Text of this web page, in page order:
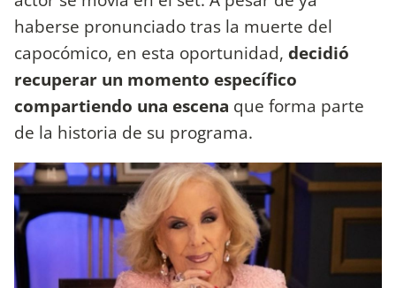
haberse pronunciado tras la muerte del
capocómico, en esta oportunidad, decidió
recuperar un momento específico
compartiendo una escena que forma parte
de la historia de su programa.